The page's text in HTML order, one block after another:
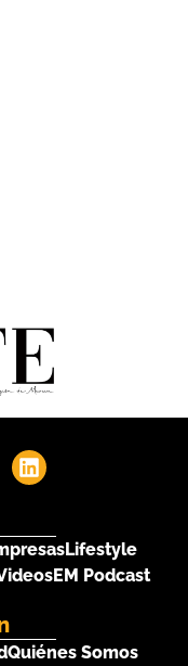
Lifestyle
EM Podcast
Quiénes Somos